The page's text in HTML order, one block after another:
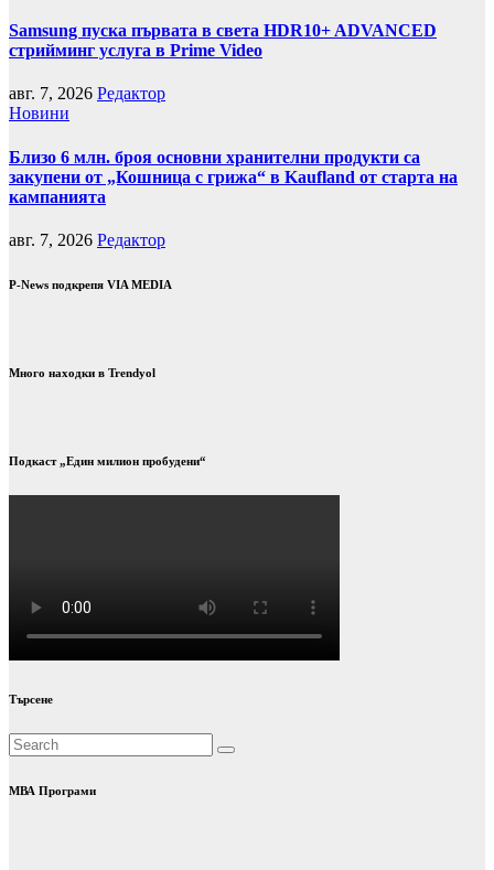
Samsung пуска първата в света HDR10+ ADVANCED
стрийминг услуга в Prime Video
авг. 7, 2026 Редактор
Новини
Близо 6 млн. броя основни хранителни продукти са
закупени от „Кошница с грижа“ в Kaufland от старта на
кампанията
авг. 7, 2026 Редактор
P-News подкрепя VIA MEDIA
Много находки в Trendyol
Подкаст „Един милион пробудени“
Търсене
МВА Програми